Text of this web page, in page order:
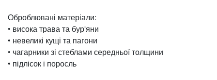
Оброблювані матеріали:
• висока трава та бур'яни
• невеликі кущі та пагони
• чагарники зі стеблами середньої толщини
• підлісок і поросль